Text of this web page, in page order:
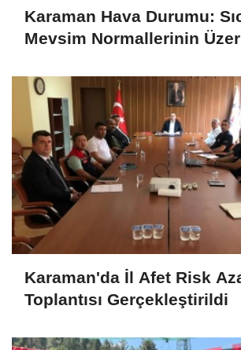
Karaman Hava Durumu:
Mevsim Normallerinin
Karaman'da İl Afet Risk
Toplantısı Gerçekleştirildi